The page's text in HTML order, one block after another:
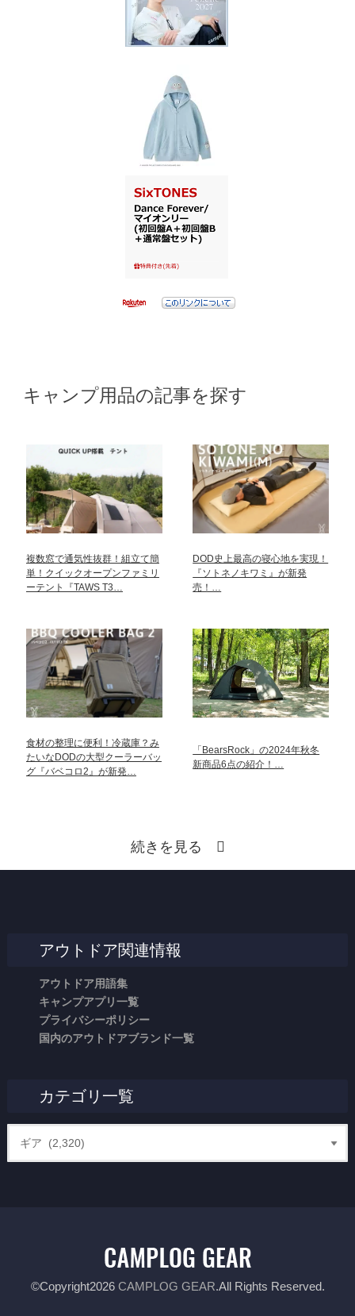
キャンプ用品の記事を探す
複数窓で通気性抜群！組立て簡
単！クイックオープンファミリ
ーテント『TAWS T3…
DOD史上最高の寝心地を実現！
『ソトネノキワミ』が新発
売！…
食材の整理に便利！冷蔵庫？み
たいなDODの大型クーラーバッ
グ『バベコロ2』が新発…
「BearsRock」の2024年秋冬
新商品6点の紹介！…
続きを見る
アウトドア関連情報
アウトドア用語集
キャンプアプリ一覧
プライバシーポリシー
国内のアウトドアブランド一覧
カテゴリ一覧
©Copyright2026 CAMPLOG GEAR.All Rights Reserved.